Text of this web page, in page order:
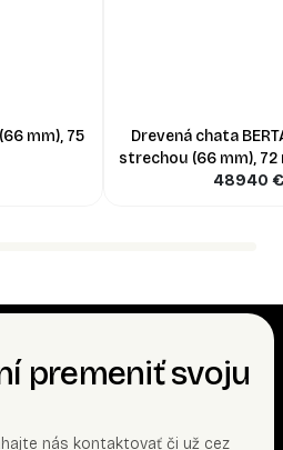
mm), 75
Drevená chata
strechou (66 mm), 72
+ 20 m²
48940
premeniť svoju
nás kontaktovať či už cez